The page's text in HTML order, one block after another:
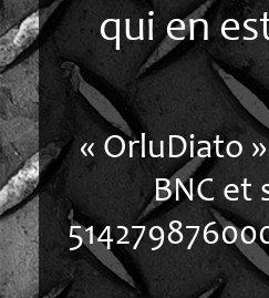
qui en
« OrluDiato
BNC et